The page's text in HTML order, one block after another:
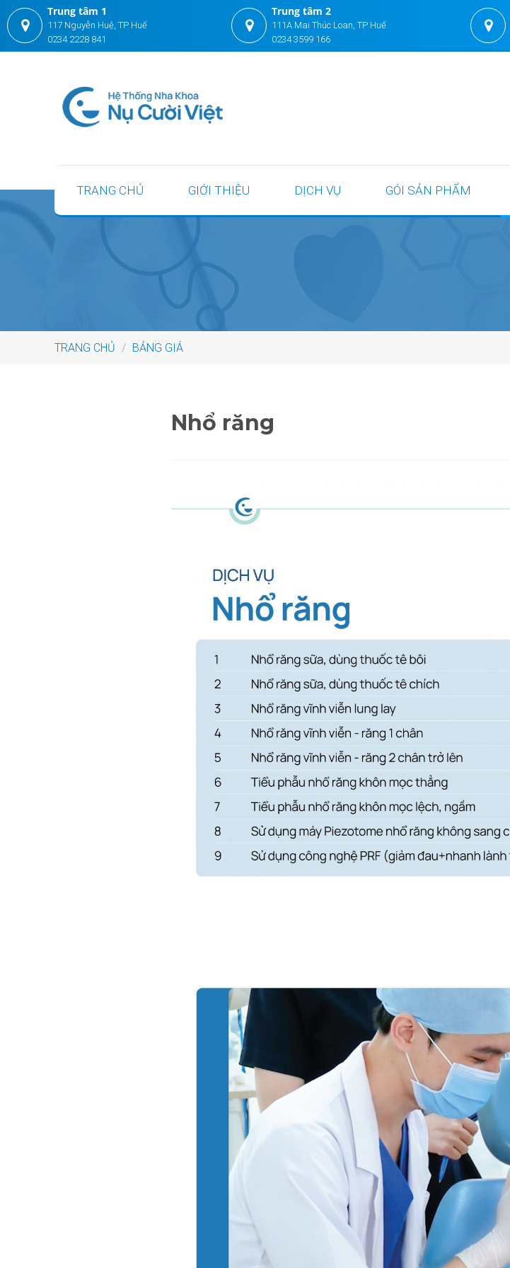
Trung tâm 1
117 Nguyễn Huệ, TP Huế
0234 2228 841
Trung tâm 2
111A Mai Thúc Loan, TP Huế
0234 3599 166
TRANG CHỦ GIỚI THIỆU DỊCH VỤ GÓI SẢN PHẨM
TRANG CHỦ / BẢNG GIÁ
Nhổ răng